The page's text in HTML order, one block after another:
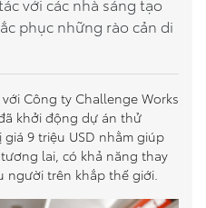
phục những rào cản di
Công ty Challenge Works
khởi động dự án thử
9 triệu USD nhằm giúp
lai, có khả năng thay
người trên khắp thế giới.